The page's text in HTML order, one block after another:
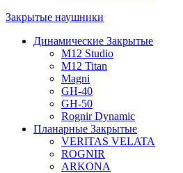
Закрытые наушники
Динамические Закрытые
M12 Studio
M12 Titan
Magni
GH-40
GH-50
Rognir Dynamic
Планарные Закрытые
VERITAS VELATA
ROGNIR
ARKONA